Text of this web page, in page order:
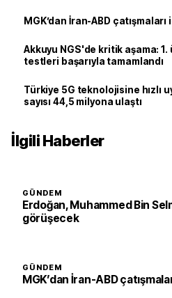
MGK’dan İran-ABD
Akkuyu NGS'de kritik aşama:
testleri başarıyla tamamlandı
Türkiye 5G teknolojisine hızlı
sayısı 44,5 milyona ulaştı
İlgili Haberler
GÜNDEM
Erdoğan, Muhammed Bin
görüşecek
GÜNDEM
MGK’dan İran-ABD